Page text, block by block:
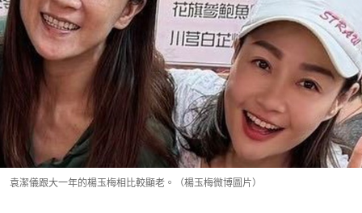
袁潔儀跟大一年的楊玉梅相比較顯老。（楊玉梅微博圖片）